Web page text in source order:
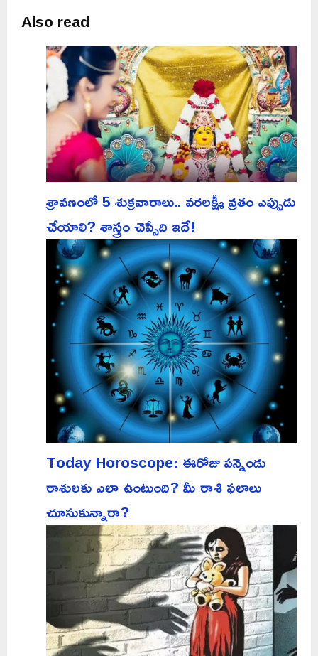
Also read
శ్రావణంలో 5 శుక్రవారాలు.. వరలక్ష్మీ వ్రతం ఎప్పుడు
చేయాలి? శాస్త్రం చెప్పేది ఇదే!
Today Horoscope: ఈరోజు పన్నెండు
రాశులకు ఎలా ఉంటుంది? మీ రాశి ఫలాలు
చూసుకున్నారా?